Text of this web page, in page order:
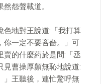
怨聲載道。
色地對王說道:「我打算
你一定不要吝嗇。」可
賣的什麼葯於是問:「丞
見曹操厚顏無恥地說道:
」王聽後，連忙驚呼無